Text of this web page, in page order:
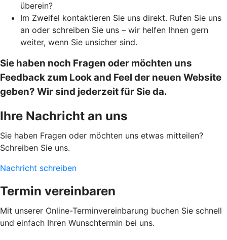
überein?
Im Zweifel kontaktieren Sie uns direkt. Rufen Sie uns
an oder schreiben Sie uns – wir helfen Ihnen gern
weiter, wenn Sie unsicher sind.
Sie haben noch Fragen oder möchten uns
Feedback zum Look and Feel der neuen Website
geben? Wir sind jederzeit für Sie da.
Ihre Nachricht an uns
Sie haben Fragen oder möchten uns etwas mitteilen?
Schreiben Sie uns.
Nachricht schreiben
Termin vereinbaren
Mit unserer Online-Terminvereinbarung buchen Sie schnell
und einfach Ihren Wunschtermin bei uns.